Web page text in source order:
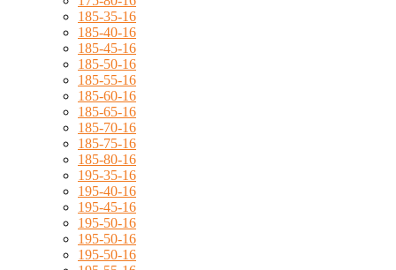
185-35-16
185-40-16
185-45-16
185-50-16
185-55-16
185-60-16
185-65-16
185-70-16
185-75-16
185-80-16
195-35-16
195-40-16
195-45-16
195-50-16
195-50-16
195-50-16